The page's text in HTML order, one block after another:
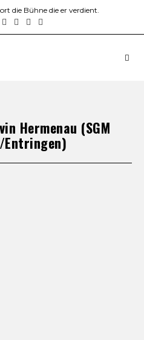
die Bühne die er verdient.
Hermenau (SGM